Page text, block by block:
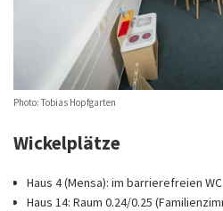
Photo: Tobias Hopfgarten
Wickelplätze
Haus 4 (Mensa): im barrierefreien WC
Haus 14: Raum 0.24/0.25